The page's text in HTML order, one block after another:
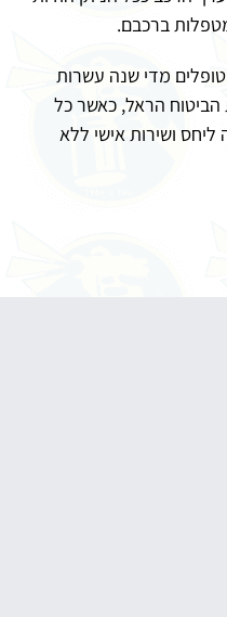
ברכבם.
מדי שנה עשרות
הביטוח הראל, כאשר כל
ושירות אישי ללא